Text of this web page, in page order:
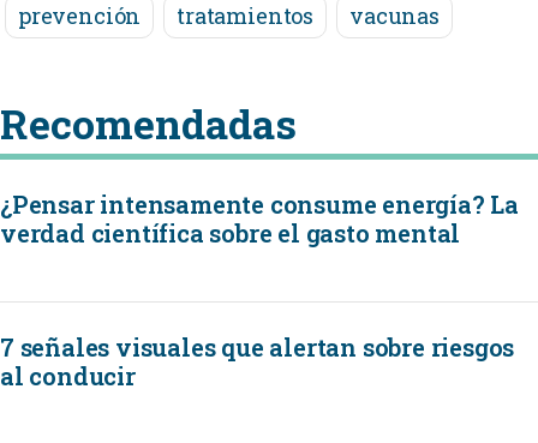
prevención tratamientos vacunas
Recomendadas
¿Pensar intensamente consume energía? La
verdad científica sobre el gasto mental
7 señales visuales que alertan sobre riesgos
al conducir